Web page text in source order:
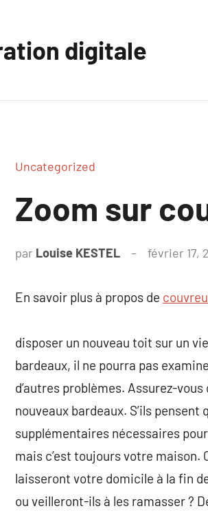
digitale
Uncategorized
Zoom sur
par Louise KESTEL février 17,
En savoir plus à propos de
disposer un nouveau toit sur un
bardeaux, il ne pourra pas
d’autres problèmes. Assurez-
nouveaux bardeaux. S’ils
supplémentaires nécessaires
mais c’est toujours votre maison.
laisseront votre domicile à la fin
ou veilleront-ils à les ramasser ?